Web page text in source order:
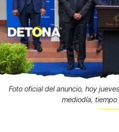
Foto oficial del anuncio, hoy
mediodía, tiempo